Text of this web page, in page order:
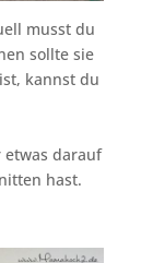
musst du
sollte sie
kannst du
darauf
hast.